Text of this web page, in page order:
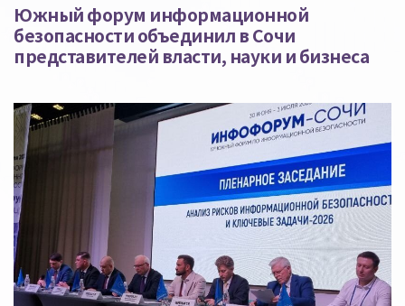
Южный форум информационной
безопасности объединил в Сочи
представителей власти, науки и бизнеса